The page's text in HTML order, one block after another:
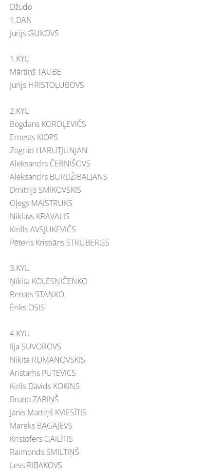
Džudo
1.DAN
Jurijs GUKOVS
1.KYU
Mārtiņš TAUBE
Jurijs HRISTOĻUBOVS
2.KYU
Bogdans KOROĻEVIČS
Ernests KIOPS
Zograb HARUTJUNJAN
Aleksandrs ČERNIŠOVS
Aleksandrs BURDŽIBALJANS
Dmitrijs SMIKOVSKIS
Oļegs MAISTRUKS
Niklāvs KRAVALIS
Kirills AVSJUKEVIČS
Pēteris Kristiāns STRUBERGS
3.KYU
Ņikita KOĻESŅIČENKO
Renāts STAŅKO
Ēriks OSIS
4.KYU
Ilja SUVOROVS
Nikita ROMANOVSKIS
Aristarhs PUTEVICS
Kirils Dāvids KOKINS
Bruno ZARIŅŠ
Jānis Martiņš KVIESĪTIS
Mareks BAGAJEVS
Kristofers GAILĪTIS
Raimonds SMILTIŅŠ
Ļevs RIBAKOVS